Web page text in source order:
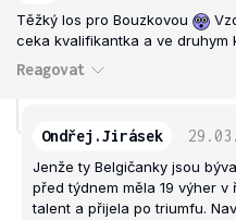
Těžký los pro Bouzkovou
ceka kvalifikantka a ve druhym
Reagovat
Ondřej.Jirásek
Jenže ty Belgičanky jsou
před týdnem měla 19 výher
talent a přijela po triumfu.